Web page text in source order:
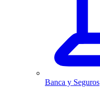
Banca y Seguros